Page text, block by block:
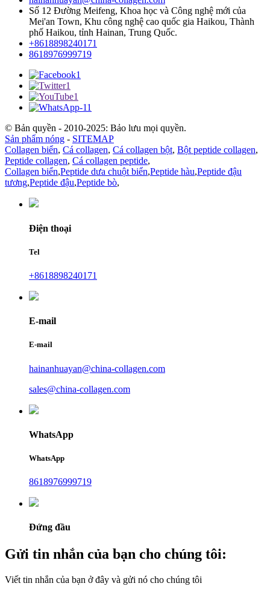
Số 12 Đường Meifeng, Khoa học và Công nghệ mới của
Mei'an Town, Khu công nghệ cao quốc gia Haikou, Thành
phố Haikou, tỉnh Hainan, Trung Quốc.
+8618898240171
8618976999719
© Bản quyền - 2010-2025: Bảo lưu mọi quyền.
Sản phẩm nóng - SITEMAP
Collagen biển, Cá collagen, Cá collagen bột, Bột peptide collagen,
Peptide collagen, Cá collagen peptide,
Collagen biển,Peptide dưa chuột biển,Peptide hàu,Peptide đậu
tương,Peptide đậu,Peptide bò,
Điện thoại
Tel
+8618898240171
E-mail
E-mail
hainanhuayan@china-collagen.com
sales@china-collagen.com
WhatsApp
WhatsApp
8618976999719
Đứng đầu
Gửi tin nhắn của bạn cho chúng tôi:
Viết tin nhắn của bạn ở đây và gửi nó cho chúng tôi